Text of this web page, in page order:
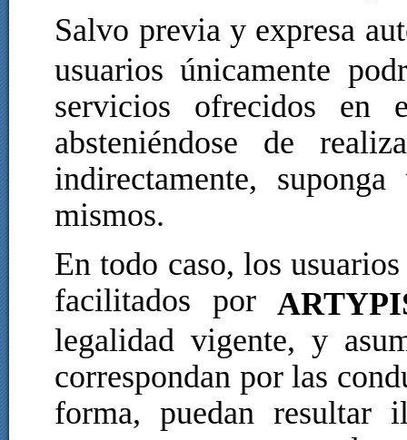
Salvo previa y expresa
usuarios únicamente
servicios ofrecidos en
absteniéndose de
indirectamente,
mismos.
En todo caso, los
facilitados por
legalidad vigente, y
correspondan por las
forma, puedan resultar